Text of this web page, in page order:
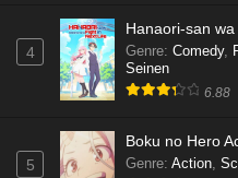
4
Hanaori-san
Genre: Comedy,
Seinen
6.88
5
Boku no Hero
Genre: Action